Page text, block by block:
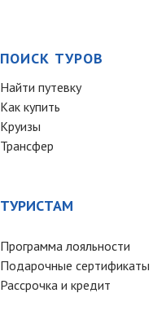
ПОИСК ТУРОВ
Найти путевку
Как купить
Круизы
Трансфер
ТУРИСТАМ
Программа лояльности
Подарочные сертификаты
Рассрочка и кредит